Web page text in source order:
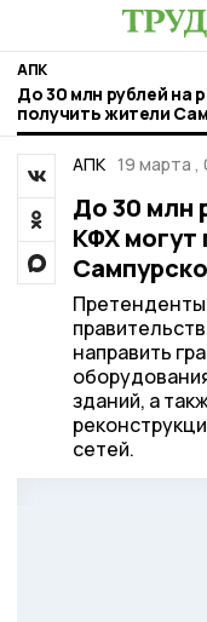
АПК
До 30 млн рублей на
получить жители
АПК 19 марта ,
До 30 млн
КФХ могут
направить
зданий, а
сетей.